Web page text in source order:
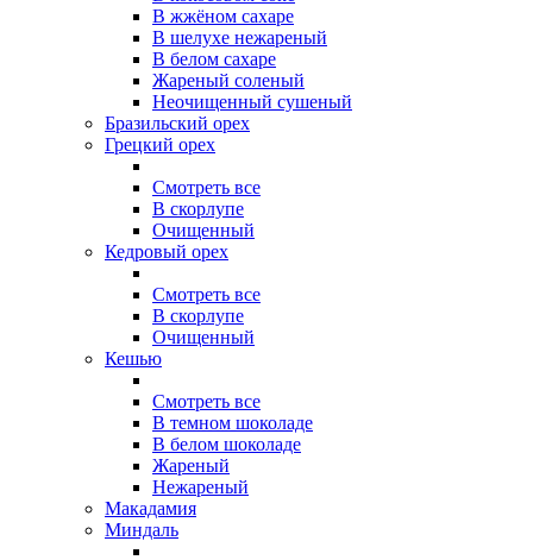
В жжёном сахаре
В шелухе нежареный
В белом сахаре
Жареный соленый
Неочищенный сушеный
Бразильский орех
Грецкий орех
Смотреть все
В скорлупе
Очищенный
Кедровый орех
Смотреть все
В скорлупе
Очищенный
Кешью
Смотреть все
В темном шоколаде
В белом шоколаде
Жареный
Нежареный
Макадамия
Миндаль